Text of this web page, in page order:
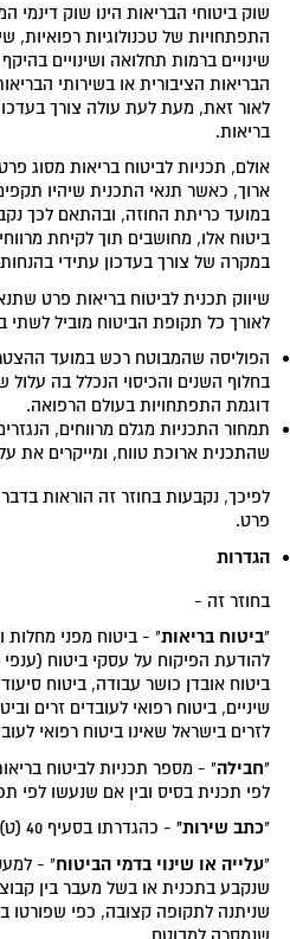
שוק ביטוחי הבריאות הינו שוק דינמי
התפתחויות של טכנולוגיות רפואיות,
שינויים ברמות תחלואה ושינויים
הבריאות הציבורית או בשירותי
לאור זאת, מעת לעת עולה צורך
בריאות.
אולם, תכניות לביטוח בריאות מסוג
ארוך, כאשר תנאי התכנית שיהיו
במועד כריתת החוזה, ובהתאם לכך
ביטוח אלו, מחושבים תוך לקיחת
במקרה של צורך בעדכון עתידי
שיווק תכנית לביטוח בריאות פרט
לאורך כל תקופת הביטוח מוביל לשתי
הפוליסה שהמבוטח רכש במועד
בחלוף השנים והכיסוי הנכלל בה עלול
דוגמת התפתחויות בעולם הרפואה.
תמחור התכניות מגלם מרווחים,
שהתכנית ארוכת טווח, ומייקרים את
לפיכך, נקבעות בחוזר זה הוראות
פרט.
הגדרות
בחוזר זה -
"ביטוח בריאות
ביטוח אובדן כושר עבודה, ביטוח
שיניים, ביטוח רפואי לעובדים זרים
לזרים בישראל שאינו ביטוח רפואי
"חבילה" - מספר תכניות לביטוח
לפי תכנית בסיס ובין אם שנעשו לפי
"כתב שירות" - כהגדרתו בסעיף 40 (ט) לחוק הפיקוח.
"עלייה או שינוי בדמי הביטוח" -
שנקבע בתכנית או בשל מעבר בין
שניתנה לתקופה קצובה, כפי שפורטו